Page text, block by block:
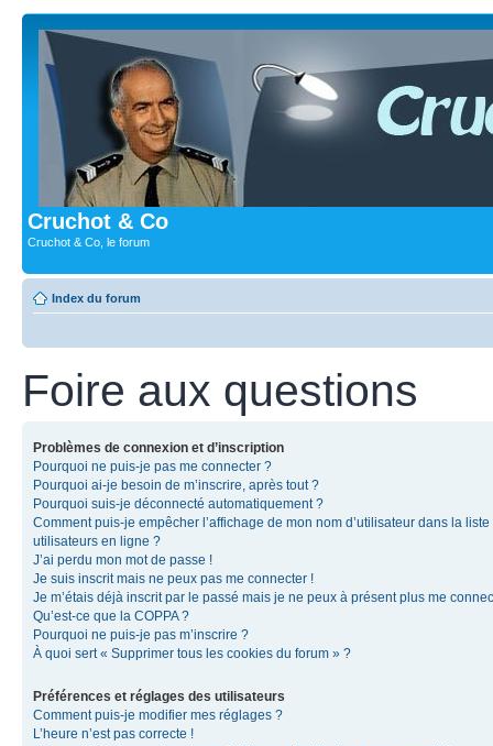
Cruchot & Co
Cruchot & Co, le forum
Index du forum
Foire aux questions
Problèmes de connexion et d’inscription
Pourquoi ne puis-je pas me connecter ?
Pourquoi ai-je besoin de m’inscrire, après tout ?
Pourquoi suis-je déconnecté automatiquement ?
Comment puis-je empêcher l’affichage de mon nom d’utilisateur dans la liste
utilisateurs en ligne ?
J’ai perdu mon mot de passe !
Je suis inscrit mais ne peux pas me connecter !
Je m’étais déjà inscrit par le passé mais je ne peux à présent plus me
Qu’est-ce que la COPPA ?
Pourquoi ne puis-je pas m’inscrire ?
À quoi sert « Supprimer tous les cookies du forum » ?
Préférences et réglages des utilisateurs
Comment puis-je modifier mes réglages ?
L’heure n’est pas correcte !